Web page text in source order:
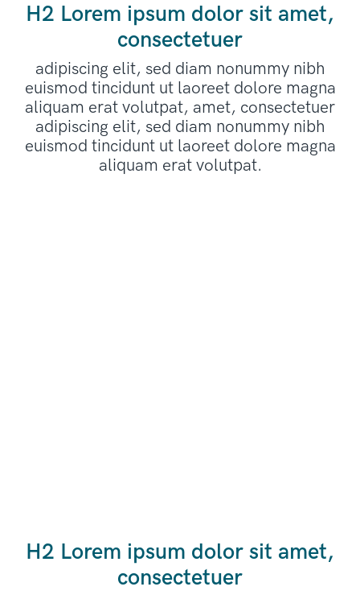
H2 Lorem ipsum dolor sit amet,
consectetuer
adipiscing elit, sed diam nonummy nibh
euismod tincidunt ut laoreet dolore magna
aliquam erat volutpat, amet, consectetuer
adipiscing elit, sed diam nonummy nibh
euismod tincidunt ut laoreet dolore magna
aliquam erat volutpat.
H2 Lorem ipsum dolor sit amet,
consectetuer